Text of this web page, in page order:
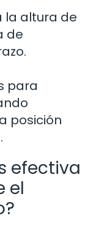
la altura de
de
para
posición
efectiva
el